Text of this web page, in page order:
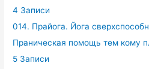
4 Записи
014. Прайога. Йога
Праническая помощь тем кому
5 Записи